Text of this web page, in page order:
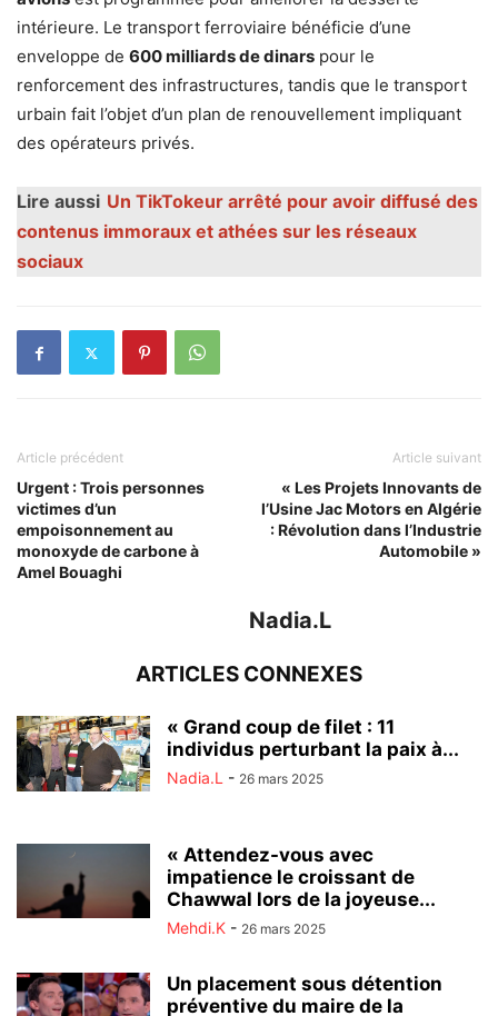
intérieure. Le transport ferroviaire bénéficie d’une
enveloppe de 600 milliards de dinars pour le
renforcement des infrastructures, tandis que le transport
urbain fait l’objet d’un plan de renouvellement impliquant
des opérateurs privés.
Lire aussi Un TikTokeur arrêté pour avoir diffusé des
contenus immoraux et athées sur les réseaux
sociaux
Article précédent
Urgent : Trois personnes
victimes d’un
empoisonnement au
monoxyde de carbone à
Amel Bouaghi
Article suivant
« Les Projets Innovants de
l’Usine Jac Motors en Algérie
: Révolution dans l’Industrie
Automobile »
Nadia.L
ARTICLES CONNEXES
« Grand coup de filet : 11
individus perturbant la paix à...
Nadia.L - 26 mars 2025
« Attendez-vous avec
impatience le croissant de
Chawwal lors de la joyeuse...
Mehdi.K - 26 mars 2025
Un placement sous détention
préventive du maire de la